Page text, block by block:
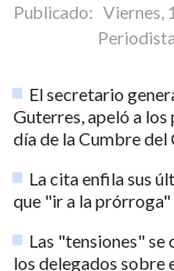
Publicado: Viernes,
El secretario
Guterres, apeló a
día de la Cumbre del
La cita enfila sus
que "ir a la prórroga"
Las "tensiones" se
los delegados sobre